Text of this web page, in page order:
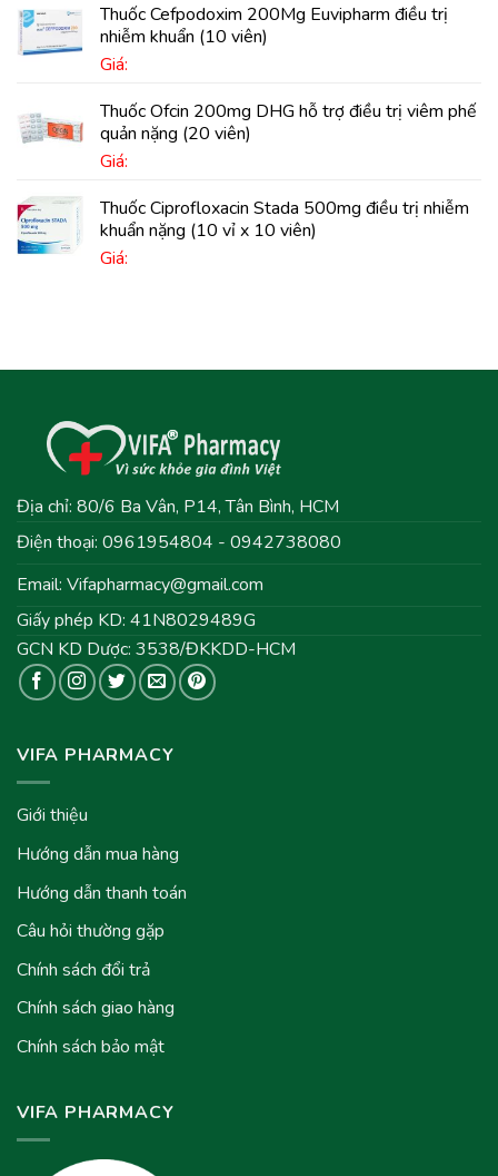
Thuốc Cefpodoxim 200Mg Euvipharm điều trị
nhiễm khuẩn (10 viên)
Giá:
Thuốc Ofcin 200mg DHG hỗ trợ điều trị viêm phế
quản nặng (20 viên)
Giá:
Thuốc Ciprofloxacin Stada 500mg điều trị nhiễm
khuẩn nặng (10 vỉ x 10 viên)
Giá:
Địa chỉ: 80/6 Ba Vân, P14, Tân Bình, HCM
Điện thoại: 0961954804 - 0942738080
Email: Vifapharmacy@gmail.com
Giấy phép KD: 41N8029489G
GCN KD Dược: 3538/ĐKKDD-HCM
VIFA PHARMACY
Giới thiệu
Hướng dẫn mua hàng
Hướng dẫn thanh toán
Câu hỏi thường gặp
Chính sách đổi trả
Chính sách giao hàng
Chính sách bảo mật
VIFA PHARMACY